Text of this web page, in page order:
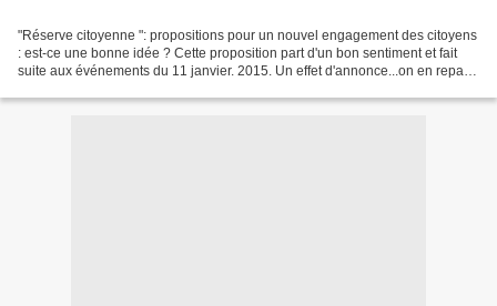
"Réserve citoyenne ": propositions pour un nouvel engagement des citoyens
: est-ce une bonne idée ? Cette proposition part d'un bon sentiment et fait
suite aux événements du 11 janvier. 2015. Un effet d'annonce...on en reparle